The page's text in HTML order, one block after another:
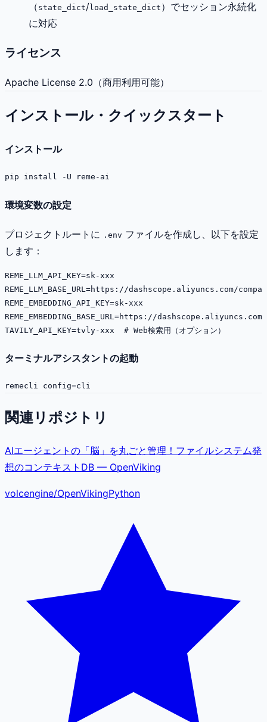
（ state_dict/load_state_dict ）でセッション永続化
に対応
ライセンス
Apache License 2.0（商用利用可能）
インストール・クイックスタート
インストール
環境変数の設定
プロジェクトルートに .env ファイルを作成し、以下を設定
します：
REME_LLM_API_KEY=sk-xxx
REME_LLM_BASE_URL=https://dashscope.aliyuncs.com/
REME_EMBEDDING_API_KEY=sk-xxx
REME_EMBEDDING_BASE_URL=https://
ターミナルアシスタントの起動
関連リポジトリ
AIエージェントの「脳」を丸ごと管理！ファイルシステム発
想のコンテキストDB — OpenViking
volcengine/OpenVikingPython